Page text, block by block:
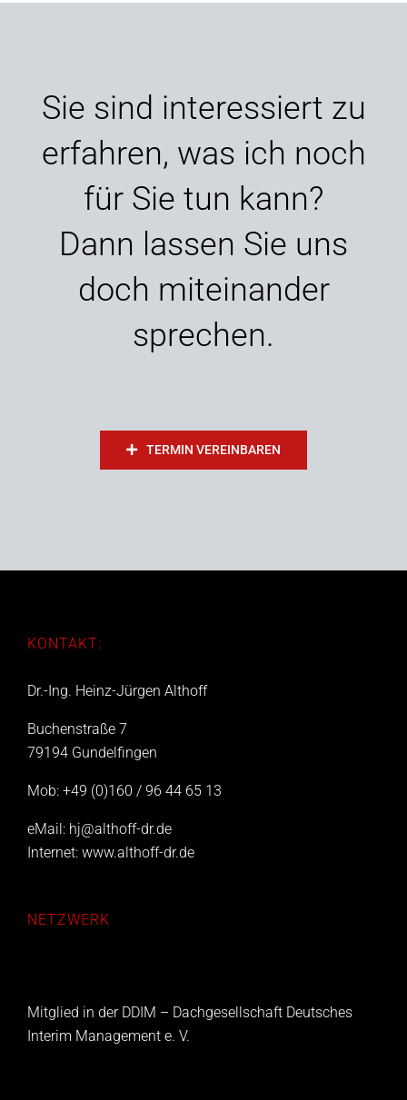
Sie sind interessiert zu
erfahren, was ich noch
für Sie tun kann?
Dann lassen Sie uns
doch miteinander
sprechen.
TERMIN VEREINBAREN
KONTAKT:
Dr.-Ing. Heinz-Jürgen Althoff
Buchenstraße 7
79194 Gundelfingen
Mob: +49 (0)160 / 96 44 65 13
eMail: hj@althoff-dr.de
Internet: www.althoff-dr.de
NETZWERK
Mitglied in der DDIM – Dachgesellschaft Deutsches
Interim Management e. V.